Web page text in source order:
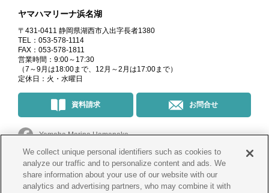
ヤマハマリーナ浜名湖
〒431-0411 静岡県湖西市入出字長者1380
TEL：053-578-1114
FAX：053-578-1811
営業時間：9:00～17:30
（7～9月は18:00まで、12月～2月は17:00まで）
定休日：火・水曜日
資料請求 お問合せ
Yamaha Marina Hamanako
マリーナ・イベント情報＠yamahamarinahamanako
釣果情報@yamahamarina_hamanako
We collect unique personal identifiers such as cookies to
analyze our traffic and to personalize content and ads. We
share information about your use of our website with our
analytics and advertising partners, who may combine it with